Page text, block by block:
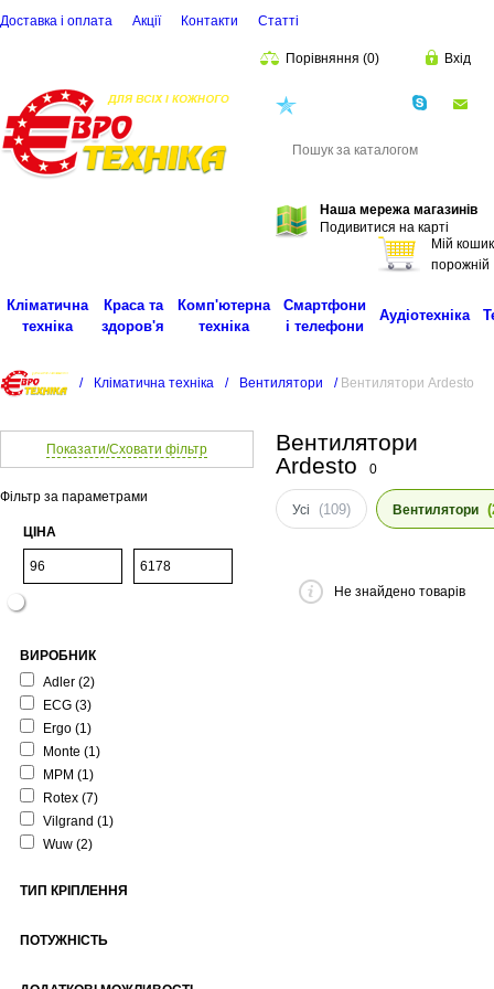
Доставка і оплата Акції Контакти Статті
Порівняння (0) Вхід
Наша мережа магазинів
Подивитися на карті
Мій кошик
порожній
Кліматична
техніка
Краса та
здоров'я
Комп'ютерна
техніка
Смартфони
і телефони
Аудіотехніка
/ Кліматична техніка / Вентилятори / Вентилятори Ardesto
Показати/Сховати фільтр
Фільтр за параметрами
ЦІНА
ВИРОБНИК
Adler (2)
ECG (3)
Ergo (1)
Monte (1)
MPM (1)
Rotex (7)
Vilgrand (1)
Wuw (2)
ТИП КРІПЛЕННЯ
ПОТУЖНІСТЬ
Вентилятори
Ardesto
0
Усі (109) Вентилятори
Не знайдено товарів